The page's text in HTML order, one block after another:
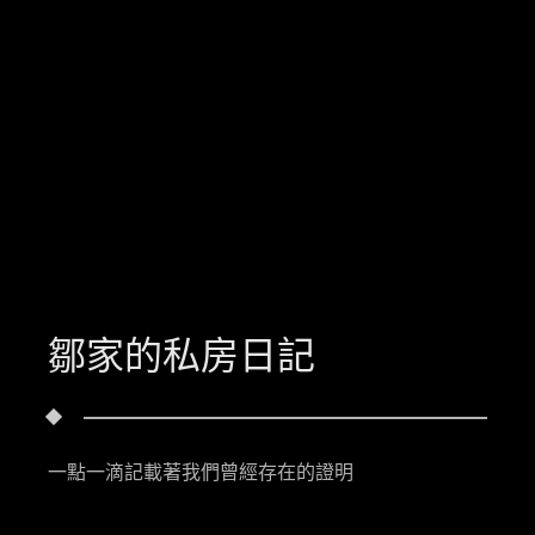
鄒家的私房日記
一點一滴記載著我們曾經存在的證明